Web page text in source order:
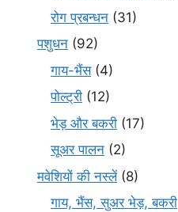
रोग प्रबन्धन (31)
पशुधन (92)
गाय-भैंस(4)
पोल्ट्री (12)
भेड़ और बकरी (17)
सूअर पालन (2)
मवेशियों की नस्लें(8)
गाय, भैंस, सुअर भेड़, बकरी